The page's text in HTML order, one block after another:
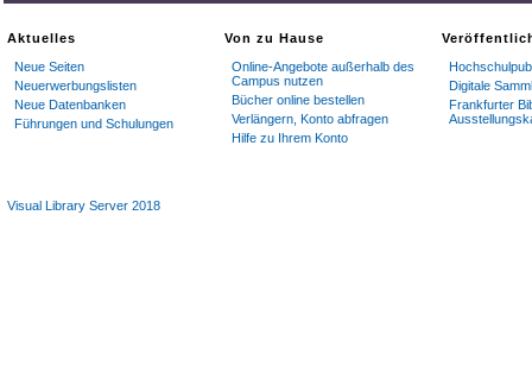
Aktuelles
Neue Seiten
Neuerwerbungslisten
Neue Datenbanken
Führungen und Schulungen
Von zu Hause
Online-Angebote außerhalb des
Campus nutzen
Bücher online bestellen
Verlängern, Konto abfragen
Hilfe zu Ihrem Konto
Digitale
Frankfurter
Visual Library Server 2018